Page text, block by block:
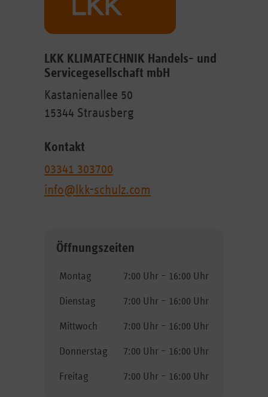
LKK KLIMATECHNIK Handels- und
Servicegesellschaft mbH
Kastanienallee 50
15344 Strausberg
Kontakt
03341 303700
info@lkk-schulz.com
Öffnungszeiten
Montag 7:00 Uhr – 16:00 Uhr
Dienstag 7:00 Uhr – 16:00 Uhr
Mittwoch 7:00 Uhr – 16:00 Uhr
Donnerstag 7:00 Uhr – 16:00 Uhr
Freitag 7:00 Uhr – 16:00 Uhr